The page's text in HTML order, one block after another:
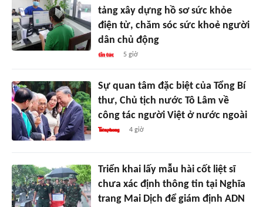
tảng xây dựng hồ sơ sức khỏe
điện tử, chăm sóc sức khoẻ người
dân chủ động
5 giờ
Sự quan tâm đặc biệt của Tổng Bí
thư, Chủ tịch nước Tô Lâm về
công tác người Việt ở nước ngoài
4 giờ
Triển khai lấy mẫu hài cốt liệt sĩ
chưa xác định thông tin tại Nghĩa
trang Mai Dịch để giám định ADN